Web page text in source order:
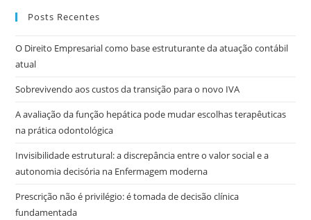
Posts Recentes
O Direito Empresarial como base estruturante da atuação contábil
atual
Sobrevivendo aos custos da transição para o novo IVA
A avaliação da função hepática pode mudar escolhas terapêuticas
na prática odontológica
Invisibilidade estrutural: a discrepância entre o valor social e a
autonomia decisória na Enfermagem moderna
Prescrição não é privilégio: é tomada de decisão clínica
fundamentada